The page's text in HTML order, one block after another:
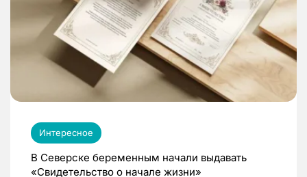
Интересное
В Северске беременным начали выдавать
«Свидетельство о начале жизни»